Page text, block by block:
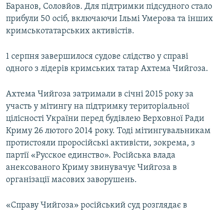
Баранов, Соловйов. Для підтримки підсудного стало
прибули 50 осіб, включаючи Ільмі Умерова та інших
кримськотатарських активістів.
1 серпня завершилося судове слідство у справі
одного з лідерів кримських татар Ахтема Чийгоза.
Ахтема Чийгоза затримали в січні 2015 року за
участь у мітингу на підтримку територіальної
цілісності України перед будівлею Верховної Ради
Криму 26 лютого 2014 року. Тоді мітингувальникам
протистояли проросійські активісти, зокрема, з
партії «Русское единство». Російська влада
анексованого Криму звинувачує Чийгоза в
організації масових заворушень.
«Справу Чийгоза» російський суд розглядає в